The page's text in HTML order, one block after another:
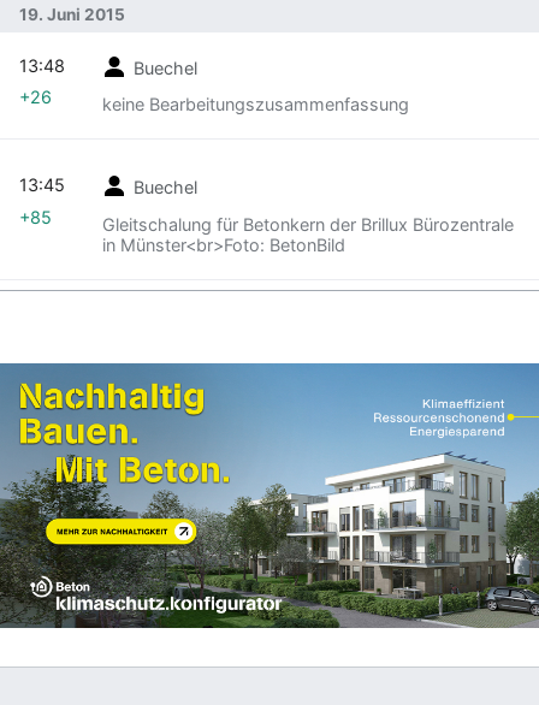
19. Juni 2015
Buechel
keine Bearbeitungszusammenfassung
13:48
+26
Buechel
Gleitschalung für Betonkern der Brillux Bürozentrale
in Münster<br>Foto: BetonBild
13:45
+85